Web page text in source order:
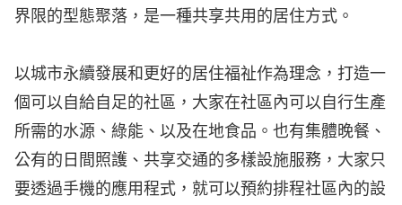
界限的型態聚落，是一種共享共用的居住方式。
以城市永續發展和更好的居住福祉作為理念，打造一
個可以自給自足的社區，大家在社區內可以自行生產
所需的水源、綠能、以及在地食品。也有集體晚餐、
公有的日間照護、共享交通的多樣設施服務，大家只
要透過手機的應用程式，就可以預約排程社區內的設